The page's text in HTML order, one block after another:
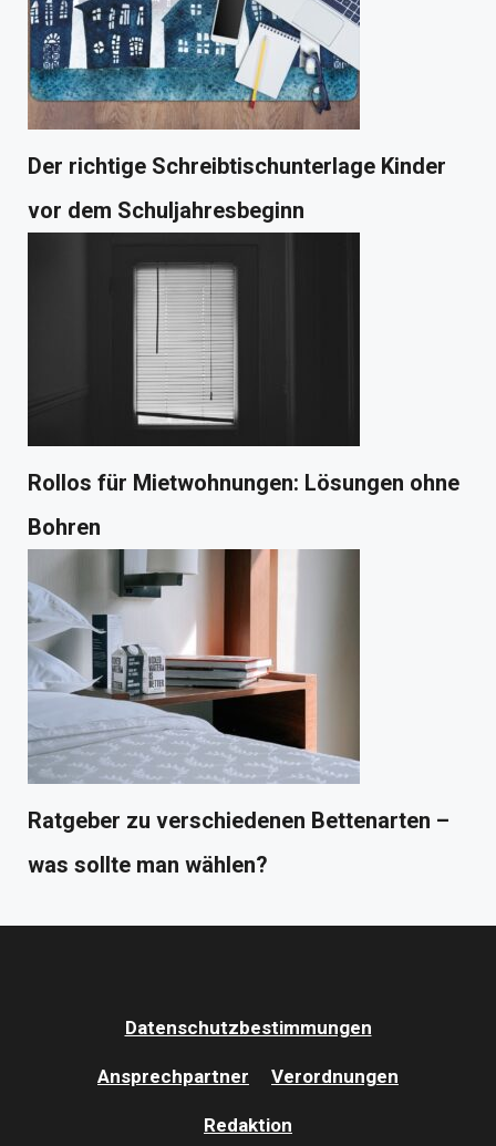
Der richtige Schreibtischunterlage Kinder
vor dem Schuljahresbeginn
Rollos für Mietwohnungen: Lösungen ohne
Bohren
Ratgeber zu verschiedenen Bettenarten –
was sollte man wählen?
Datenschutzbestimmungen
Ansprechpartner Verordnungen
Redaktion